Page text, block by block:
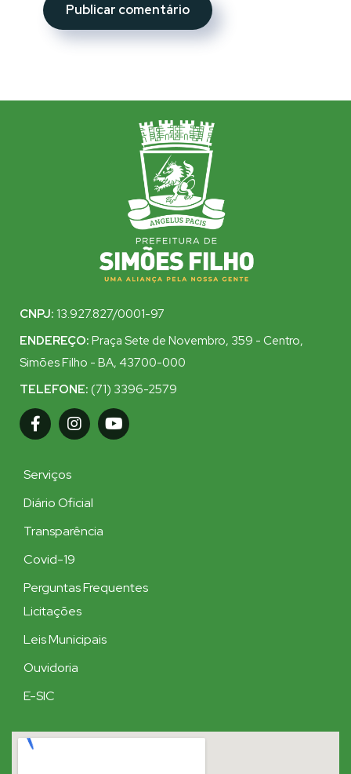
CNPJ: 13.927.827/0001-97
ENDEREÇO: Praça Sete de Novembro, 359 - Centro,
Simões Filho - BA, 43700-000
TELEFONE: (71) 3396-2579
Serviços
Diário Oficial
Transparência
Covid-19
Perguntas Frequentes
Licitações
Leis Municipais
Ouvidoria
E-SIC